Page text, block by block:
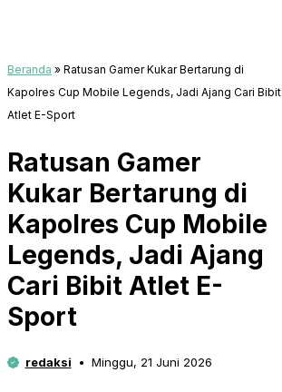
Beranda » Ratusan Gamer Kukar Bertarung di
Kapolres Cup Mobile Legends, Jadi Ajang Cari Bibit
Atlet E-Sport
Ratusan Gamer
Kukar Bertarung di
Kapolres Cup Mobile
Legends, Jadi Ajang
Cari Bibit Atlet E-
Sport
redaksi Minggu, 21 Juni 2026